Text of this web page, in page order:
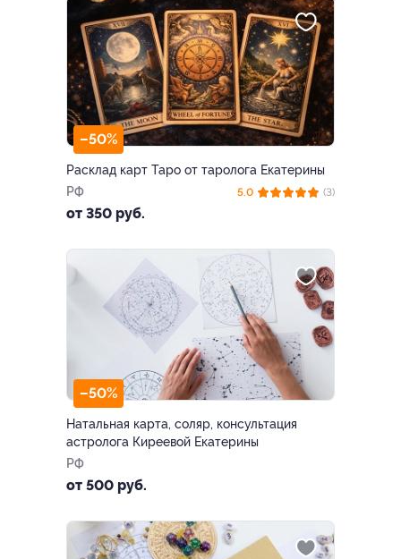
–50%
Расклад карт Таро от таролога Екатерины
РФ
от 350 руб.
5.0 (3)
–50%
Натальная карта, соляр, консультация
астролога Киреевой Екатерины
РФ
от 500 руб.